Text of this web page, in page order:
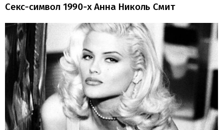
Секс-символ 1990-х Анна Николь Смит